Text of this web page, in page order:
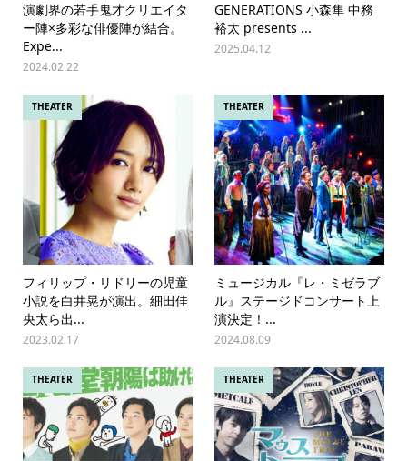
演劇界の若⼿⻤才クリエイタ
ー陣×多彩な俳優陣が結合。
Expe...
2024.02.22
GENERATIONS 小森隼 中務
裕太 presents ...
2025.04.12
THEATER
フィリップ・リドリーの児童
小説を白井晃が演出。細田佳
央太ら出...
2023.02.17
THEATER
ミュージカル『レ・ミゼラブ
ル』ステージドコンサート上
演決定！...
2024.08.09
THEATER THEATER